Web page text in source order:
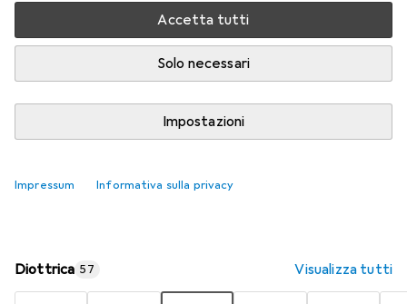
Accetta tutti
Solo necessari
Impostazioni
Impressum Informativa sulla privacy
Consegna tra lun, 17/8 e mer, 19/8
Più di 10 pezzi in stock presso il fornitore
Aggiungi al carrello
Diottrica 57 Visualizza tutti